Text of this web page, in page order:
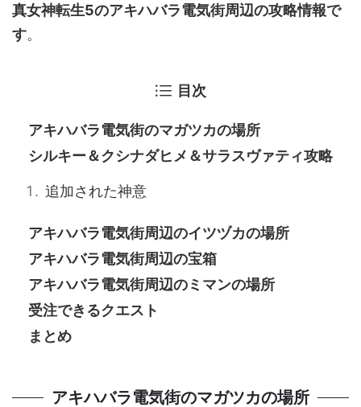
真女神転生5のアキハバラ電気街周辺の攻略情報で
す。
目次
アキハバラ電気街のマガツカの場所
シルキー＆クシナダヒメ＆サラスヴァティ攻略
追加された神意
アキハバラ電気街周辺のイツヅカの場所
アキハバラ電気街周辺の宝箱
アキハバラ電気街周辺のミマンの場所
受注できるクエスト
まとめ
アキハバラ電気街のマガツカの場所